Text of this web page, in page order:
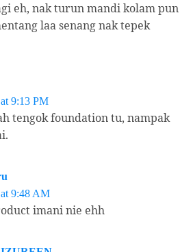
eh, nak turun mandi kolam pun
laa senang nak tepek
9:13 PM
tengok foundation tu, nampak
9:48 AM
imani nie ehh